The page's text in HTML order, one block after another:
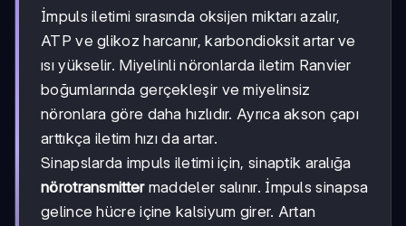
İmpuls iletimi sırasında oksijen miktarı azalır,
ATP ve glikoz harcanır, karbondioksit artar ve
ısı yükselir. Miyelinli nöronlarda iletim Ranvier
boğumlarında gerçekleşir ve miyelinsiz
nöronlara göre daha hızlıdır. Ayrıca akson çapı
arttıkça iletim hızı da artar.
Sinapslarda impuls iletimi için, sinaptik aralığa
nörotransmittermaddeler salınır. İmpuls sinapsa
gelince hücre içine kalsiyum girer. Artan